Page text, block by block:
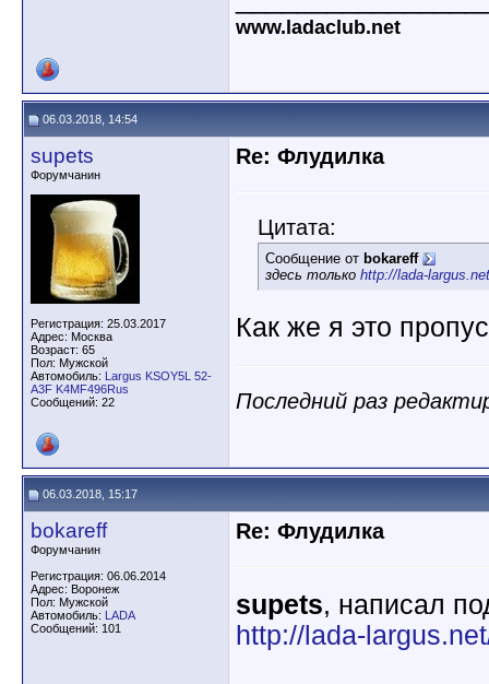
www.ladaclub.net
06.03.2018, 14:54
supets
Форумчанин
Регистрация: 25.03.2017
Адрес: Москва
Возраст: 65
Пол: Мужской
Автомобиль: Largus KSOY5L 52-
A3F K4MF496Rus
Сообщений: 22
Re: Флудилка
Цитата:
Сообщение от bokareff
здесь только http://lada-
Как же я это
Последний раз
06.03.2018, 15:17
bokareff
Форумчанин
Регистрация: 06.06.2014
Адрес: Воронеж
Пол: Мужской
Автомобиль: LADA
Сообщений: 101
Re: Флудилка
supets, написал
http://lada-